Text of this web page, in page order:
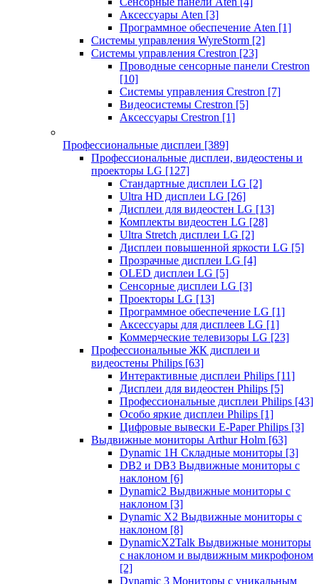
Аксессуары Aten [3]
Программное обеспечение Aten [1]
Системы управления WyreStorm [2]
Системы управления Crestron [23]
Проводные сенсорные панели Crestron
[10]
Системы управления Crestron [7]
Видеосистемы Crestron [5]
Аксессуары Crestron [1]
Профессиональные дисплеи [389]
Профессиональные дисплеи, видеостены и
проекторы LG [127]
Стандартные дисплеи LG [2]
Ultra HD дисплеи LG [26]
Дисплеи для видеостен LG [13]
Комплекты видеостен LG [28]
Ultra Stretch дисплеи LG [2]
Дисплеи повышенной яркости LG [5]
Прозрачные дисплеи LG [4]
OLED дисплеи LG [5]
Сенсорные дисплеи LG [3]
Проекторы LG [13]
Программное обеспечение LG [1]
Аксессуары для дисплеев LG [1]
Коммерческие телевизоры LG [23]
Профессиональные ЖК дисплеи и
видеостены Philips [63]
Интерактивные дисплеи Philips [11]
Дисплеи для видеостен Philips [5]
Профессиональные дисплеи Philips [43]
Особо яркие дисплеи Philips [1]
Цифровые вывески E-Paper Philips [3]
Выдвижные мониторы Arthur Holm [63]
Dynamic 1Н Складные мониторы [3]
DB2 и DB3 Выдвижные мониторы с
наклоном [6]
Dynamic2 Выдвижные мониторы с
наклоном [3]
Dynamic X2 Выдвижные мониторы с
наклоном [8]
DynamicX2Talk Выдвижные мониторы
с наклоном и выдвижным микрофоном
[2]
Dynamic 3 Мониторы с уникальным